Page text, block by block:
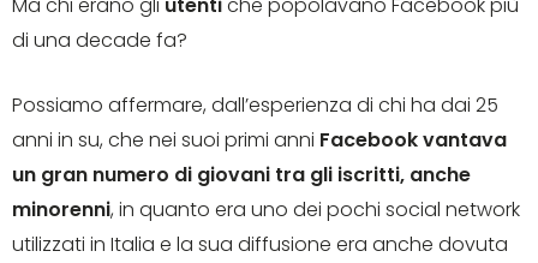
di una decade fa?
Possiamo affermare, dall’esperienza di chi ha dai 25
anni in su, che nei suoi primi anni Facebook vantava
un gran numero di giovani tra gli iscritti, anche
minorenni, in quanto era uno dei pochi social network
utilizzati in Italia e la sua diffusione era anche dovuta